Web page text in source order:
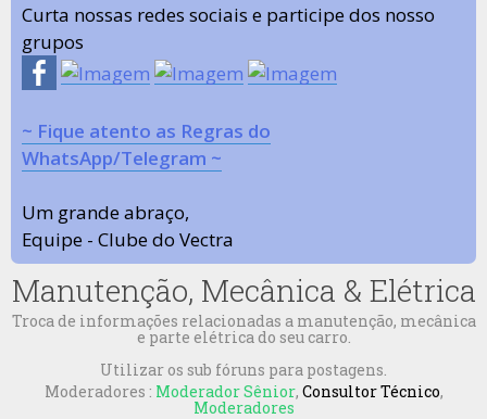
Curta nossas redes sociais e participe dos nosso
grupos
~ Fique atento as Regras do
WhatsApp/Telegram ~
Um grande abraço,
Equipe - Clube do Vectra
Manutenção, Mecânica & Elétrica
Troca de informações relacionadas a manutenção, mecânica
e parte elétrica do seu carro.
Utilizar os sub fóruns para postagens.
Moderadores : Moderador Sênior, Consultor Técnico,
Moderadores